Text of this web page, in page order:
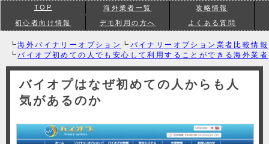
TOP 海外業者一覧 攻略情報
初心者向け情報 デモ利用の方へ よくある質問
┗海外バイナリーオプション ┗ バイナリーオプション業者比較情報
┗バイオプ初めての人でも安心して利用することができる海外業者
バイオプはなぜ初めての人からも人
気があるのか